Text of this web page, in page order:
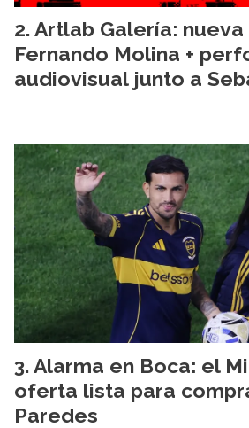
Artlab Galería:
Fernando Molina +
audiovisual junto a
Alarma en Boca: el
oferta lista para
Paredes